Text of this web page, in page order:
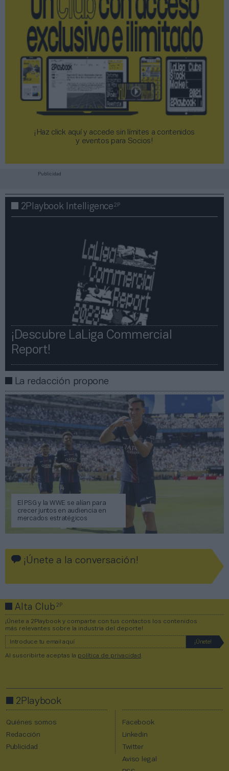
¡Haz click aquí y accede sin límites a contenidos
y eventos para Socios!​​​​​​​
Publicidad
2Playbook Intelligence2P
¡Descubre LaLiga Commercial
Report!​​
La redacción propone
El PSG y la WWE se alían para
crecer juntos en audiencia en
mercados estratégicos
¡Únete a la conversación!
Alta Club2P
¡Únete a 2Playbook y comparte con tus contactos los contenidos
más relevantes sobre la industria del deporte!
Al suscribirte aceptas la política de privacidad .
2Playbook
Quiénes somos
Redacción
Publicidad
Facebook
Linkedin
Twitter
Aviso legal